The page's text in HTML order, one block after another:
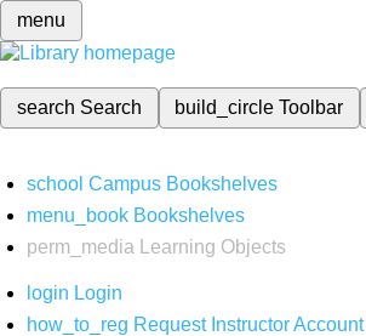
menu
search Search build_circleToolbar
school Campus Bookshelves
menu_book Bookshelves
perm_media
Learning Objects
login Login
how_to_reg Request Instructor Account